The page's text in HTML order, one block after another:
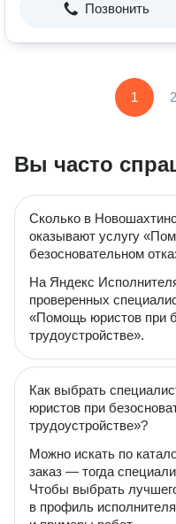
Позвонить
1 2
Вы часто
Сколько в
оказывают услугу
безосновательном
На Яндекс
проверенных
«Помощь юристов при
трудоустройстве».
Как выбрать
юристов при
трудоустройстве»?
Можно искать по
заказ — тогда
Чтобы выбрать
в профиль